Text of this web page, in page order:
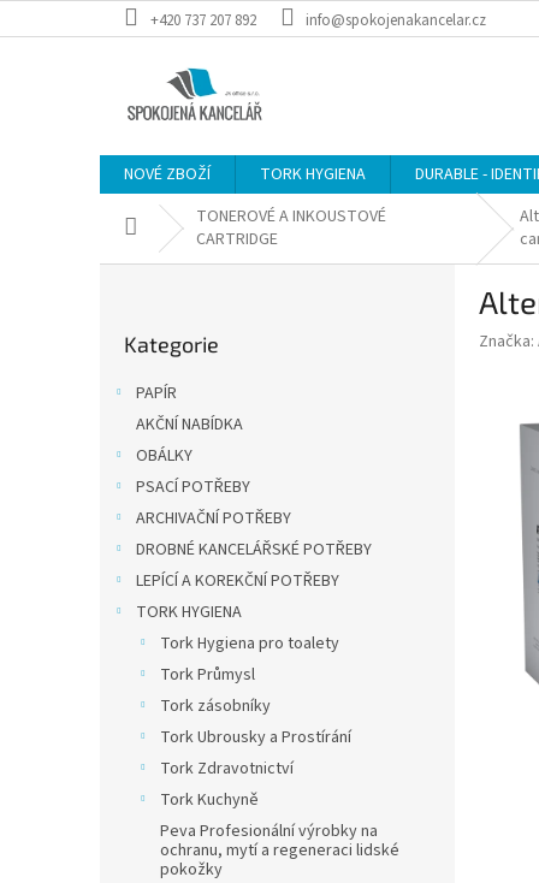
na
+420 737 207 892 info@spokojenakancelar.cz
NOVÉ ZBOŽÍ TORK HYGIENA DURABLE -
Domů TONEROVÉ A INKOUSTOVÉ
CARTRIDGE
kategorie
Kategorie
PAPÍR
AKČNÍ NABÍDKA
OBÁLKY
PSACÍ POTŘEBY
ARCHIVAČNÍ POTŘEBY
DROBNÉ KANCELÁŘSKÉ POTŘEBY
LEPÍCÍ A KOREKČNÍ POTŘEBY
TORK HYGIENA
Tork Hygiena pro toalety
Tork Průmysl
Tork zásobníky
Tork Ubrousky a Prostírání
Tork Zdravotnictví
Tork Kuchyně
Peva Profesionální výrobky na
ochranu, mytí a regeneraci lidské
pokožky
Značka: